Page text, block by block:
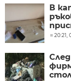
В
20:21,